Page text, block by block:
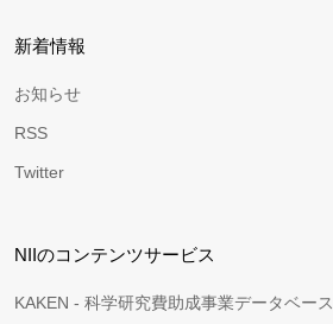
新着情報
お知らせ
RSS
Twitter
NIIのコンテンツサービス
KAKEN - 科学研究費助成事業データベース